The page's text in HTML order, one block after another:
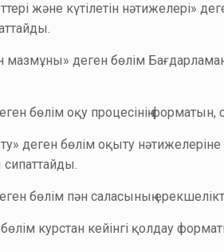
және күтілетін нәтижелері»
деген бөлім
бөлім оқу процесінің
деген бөлім оқыту
бөлім пән саласының
курстан кейінгі қолдау